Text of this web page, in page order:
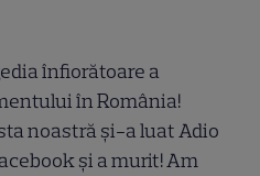
înfiorătoare a
în România!
noastră și-a luat Adio
și a murit! Am